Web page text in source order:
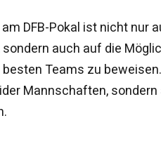
DFB-Pokal ist nicht nur
auch auf die
Teams zu
Mannschaften,